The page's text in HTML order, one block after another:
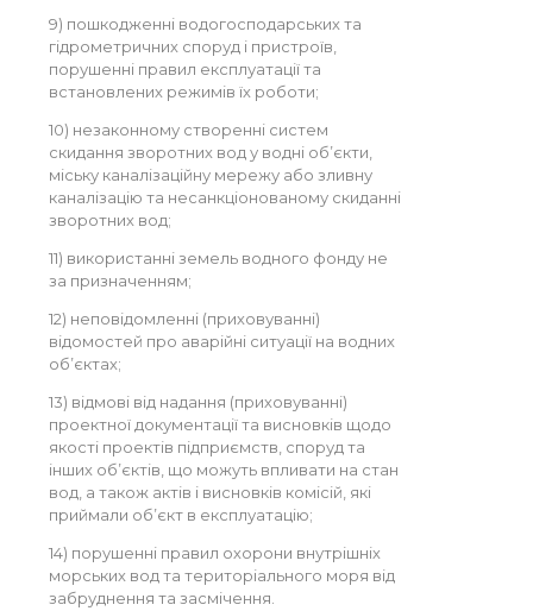
9) пошкодженні водогосподарських та
гідрометричних споруд і пристроїв,
порушенні правил експлуатації та
встановлених режимів їх роботи;
10) незаконному створенні систем
скидання зворотних вод у водні об’єкти,
міську каналізаційну мережу або зливну
каналізацію та несанкціонованому скиданні
зворотних вод;
11) використанні земель водного фонду не
за призначенням;
12) неповідомленні (приховуванні)
відомостей про аварійні ситуації на водних
об’єктах;
13) відмові від надання (приховуванні)
проектної документації та висновків щодо
якості проектів підприємств, споруд та
інших об’єктів, що можуть впливати на стан
вод, а також актів і висновків комісій, які
приймали об’єкт в експлуатацію;
14) порушенні правил охорони внутрішніх
морських вод та територіального моря від
забруднення та засмічення.